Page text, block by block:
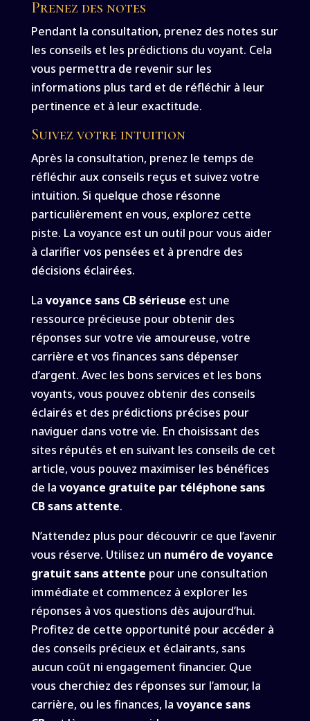
Prenez des notes
Pendant la consultation, prenez des notes sur
les conseils et les prédictions du voyant. Cela
vous permettra de revenir sur les
informations plus tard et de réfléchir à leur
pertinence et à leur exactitude.
Suivez votre intuition
Après la consultation, prenez le temps de
réfléchir aux conseils reçus et suivez votre
intuition. Si quelque chose résonne
particulièrement en vous, explorez cette
piste. La voyance est un outil pour vous aider
à clarifier vos pensées et à prendre des
décisions éclairées.
La voyance sans CB sérieuse est une
ressource précieuse pour obtenir des
réponses sur votre vie amoureuse, votre
carrière et vos finances sans dépenser
d’argent. Avec les bons services et les bons
voyants, vous pouvez obtenir des conseils
éclairés et des prédictions précises pour
naviguer dans votre vie. En choisissant des
sites réputés et en suivant les conseils de cet
article, vous pouvez maximiser les bénéfices
de la voyance gratuite par téléphone sans
CB sans attente.
N’attendez plus pour découvrir ce que l’avenir
vous réserve. Utilisez un numéro de voyance
gratuit sans attente pour une consultation
immédiate et commencez à explorer les
réponses à vos questions dès aujourd’hui.
Profitez de cette opportunité pour accéder à
des conseils précieux et éclairants, sans
aucun coût ni engagement financier. Que
vous cherchiez des réponses sur l’amour, la
carrière, ou les finances, la voyance sans